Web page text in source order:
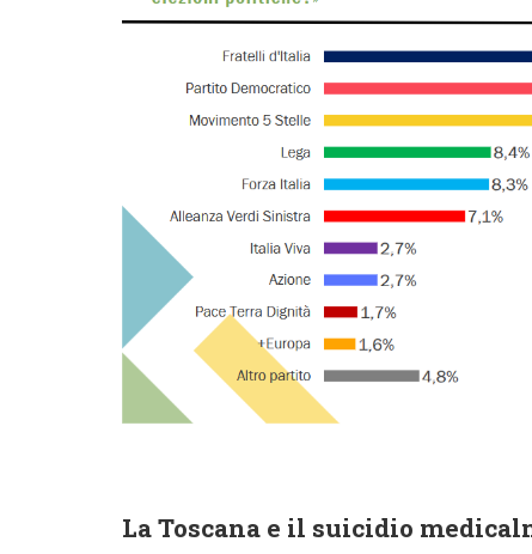
La Toscana e il suicidio